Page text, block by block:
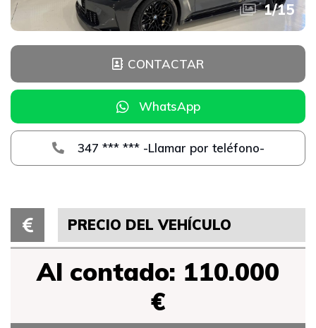
1/15
CONTACTAR
WhatsApp
347 *** *** -Llamar por teléfono-
PRECIO DEL VEHÍCULO
Al contado: 110.000
€